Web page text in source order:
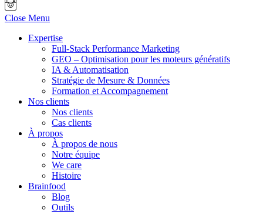
Close Menu
Expertise
Full-Stack Performance Marketing
GEO – Optimisation pour les moteurs génératifs
IA & Automatisation
Stratégie de Mesure & Données
Formation et Accompagnement
Nos clients
Nos clients
Cas clients
À propos
À propos de nous
Notre équipe
We care
Histoire
Brainfood
Blog
Outils